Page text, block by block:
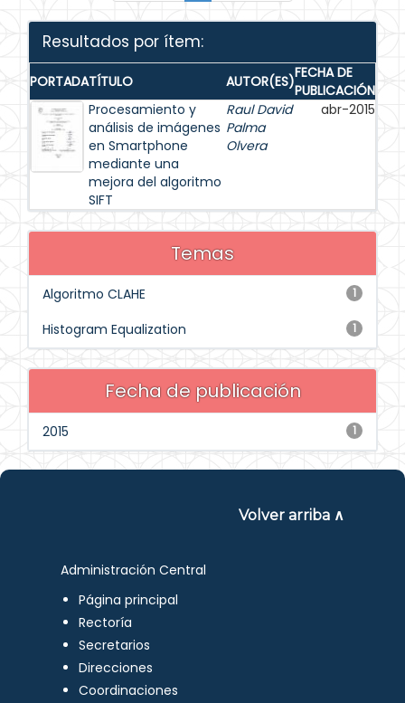
Resultados por ítem:
PORTADATÍTULO AUTOR(ES)FECHA DE
PUBLICACIÓN
Procesamiento y
análisis de imágenes
en Smartphone
mediante una
mejora del algoritmo
SIFT
Raul David
Palma
Olvera
abr-2015
Temas
1
Algoritmo CLAHE
1
Histogram Equalization
Fecha de publicación
1
2015
Volver arriba ∧
Administración Central
Página principal
Rectoría
Secretarios
Direcciones
Coordinaciones